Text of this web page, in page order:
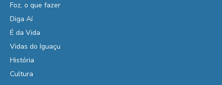
Foz, o que fazer
Diga Aí
É da Vida
Vidas do Iguaçu
História
Cultura